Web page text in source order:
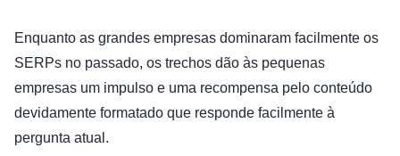
Enquanto as grandes empresas dominaram facilmente os
SERPs no passado, os trechos dão às pequenas
empresas um impulso e uma recompensa pelo conteúdo
devidamente formatado que responde facilmente à
pergunta atual.